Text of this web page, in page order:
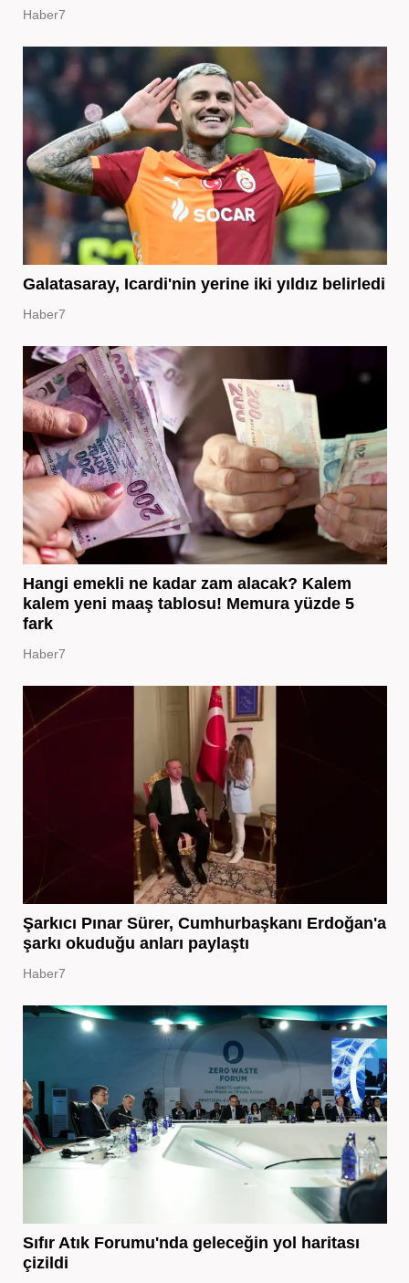
Haber7
Galatasaray, Icardi'nin yerine iki yıldız belirledi
Haber7
Hangi emekli ne kadar zam alacak? Kalem
kalem yeni maaş tablosu! Memura yüzde 5
fark
Haber7
Şarkıcı Pınar Sürer, Cumhurbaşkanı Erdoğan'a
şarkı okuduğu anları paylaştı
Haber7
Sıfır Atık Forumu'nda geleceğin yol haritası
çizildi